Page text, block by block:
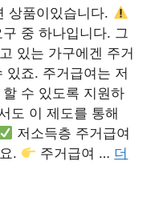
상품이있습니다.
중 하나입니다. 그
있는 가구에겐 주거
있죠. 주거급여는 저
수 있도록 지원하
도 이 제도를 통해
저소득층 주거급여
.
주거급여 … 더